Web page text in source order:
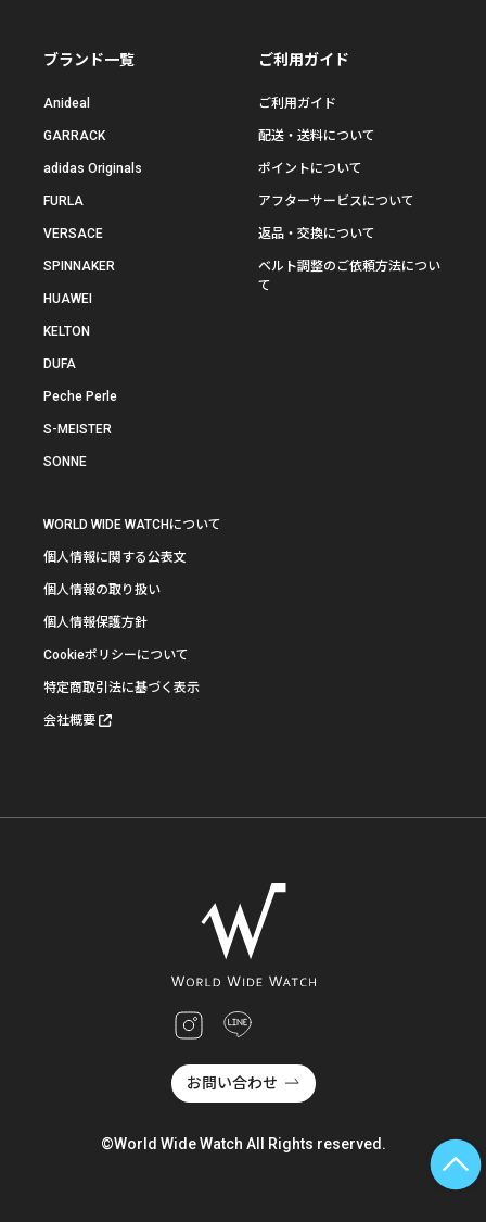
ブランド一覧
Anideal
GARRACK
adidas Originals
FURLA
VERSACE
SPINNAKER
HUAWEI
KELTON
DUFA
Peche Perle
S-MEISTER
SONNE
ご利用ガイド
ご利用ガイド
配送・送料について
ポイントについて
アフターサービスについて
返品・交換について
ベルト調整のご依頼方法につい
て
WORLD WIDE WATCHについて
個人情報に関する公表文
個人情報の取り扱い
個人情報保護方針
Cookieポリシーについて
特定商取引法に基づく表示
会社概要
お問い合わせ
©World Wide Watch All Rights reserved.